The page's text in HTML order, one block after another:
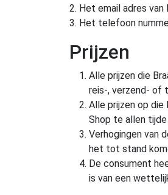
2. Het email adres van
3. Het telefoon
Prijzen
Alle prijzen die
reis-, verzend- of
Alle prijzen op die
Shop te allen tijde
Verhogingen van
het tot stand
De consument
is van een